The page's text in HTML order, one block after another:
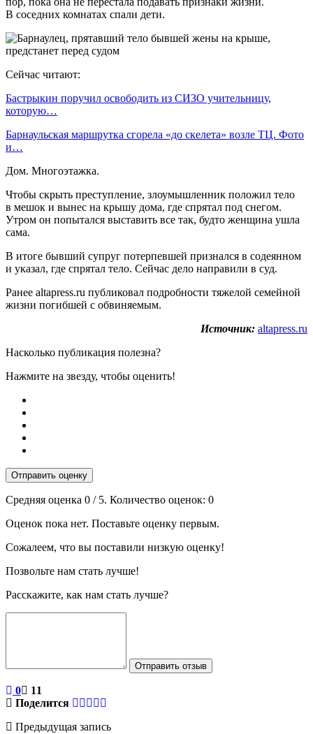
В соседних комнатах спали дети.
Сейчас читают:
Бастрыкин поручил освободить из СИЗО учительницу,
которую…
Барнаульская маршрутка сгорела «до скелета» возле ТЦ. Фото
и…
Дом. Многоэтажка.
Чтобы скрыть преступление, злоумышленник положил тело
в мешок и вынес на крышу дома, где спрятал под снегом.
Утром он попытался выставить все так, будто женщина ушла
сама.
В итоге бывший супруг потерпевшей признался в содеянном
и указал, где спрятал тело. Сейчас дело направили в суд.
Ранее altapress.ru публиковал подробности тяжелой семейной
жизни погибшей с обвиняемым.
Источник: altapress.ru
Насколько публикация полезна?
Нажмите на звезду, чтобы оценить!
Отправить оценку
Средняя оценка 0 / 5. Количество оценок: 0
Оценок пока нет. Поставьте оценку первым.
Сожалеем, что вы поставили низкую оценку!
Позвольте нам стать лучше!
Расскажите, как нам стать лучше?
Отправить отзыв
0
11
Поделится
Предыдущая запись